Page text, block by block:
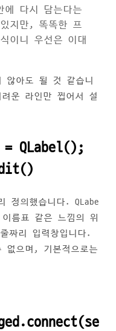
에 다시 담는다는
지만, 똑똑한 프
이니 우선은 이대
않아도 될 것 같습니
운 라인만 찝어서 설
QLabel();
정의했습니다. QLabe
름표 같은 느낌의 위
짜리 입력창입니다.
없으며, 기본적으로는